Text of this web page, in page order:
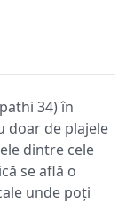
34) în
doar de plajele
dintre cele
se află o
unde poți